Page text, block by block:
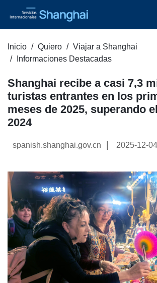
Inicio Quiero
Viajar a Shanghai
Informaciones Destacadas
Shanghai recibe a casi 7,3
turistas entrantes en los
meses de 2025, superando
2024
spanish.shanghai.gov.cn 2025-12-04